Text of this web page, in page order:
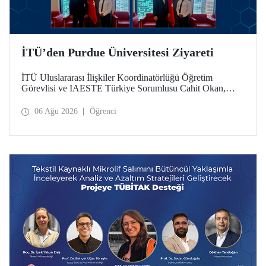
İTÜ’den Purdue Üniversitesi Ziyareti
İTÜ Uluslararası İlişkiler Koordinatörlüğü Öğretim
Görevlisi ve IAESTE Türkiye Sorumlusu Cahit Okan,
Temmuz tarihlerinde ABD’de dünyanın önde gelen
06 Ağu 2026 Öğrenci